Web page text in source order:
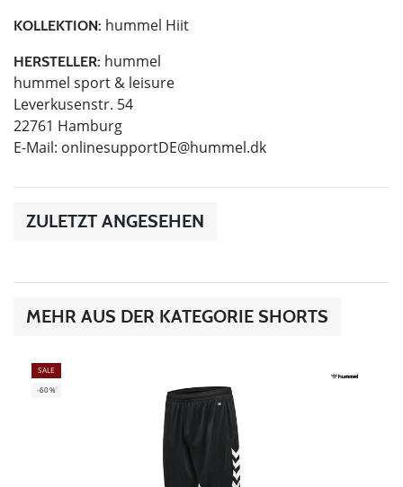
KOLLEKTION: hummel Hiit
HERSTELLER: hummel
hummel sport & leisure
Leverkusenstr. 54
22761 Hamburg
E-Mail: onlinesupportDE@hummel.dk
ZULETZT ANGESEHEN
MEHR AUS DER KATEGORIE SHORTS
SALE
-60%